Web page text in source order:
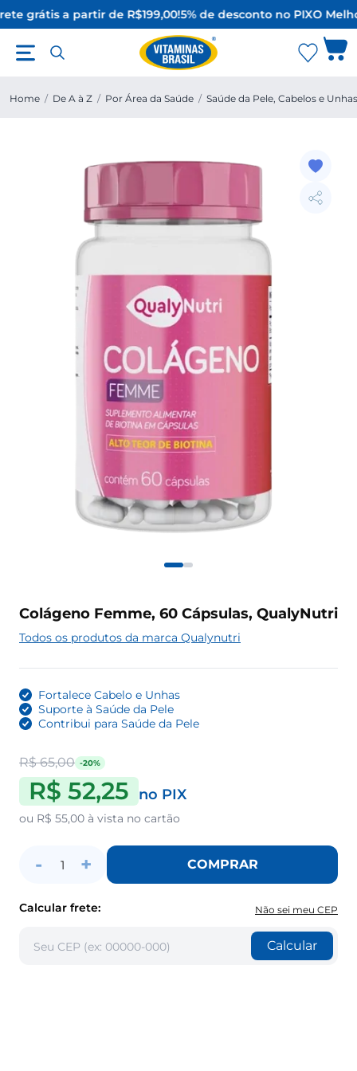
grátis a partir de R$199,00!5% de desconto no PIXO
Home / De A à Z / Por Área da Saúde / Saúde da Pele, Cabelos e Unhas
Colágeno Femme, 60 Cápsulas, QualyNutri
Todos os produtos da marca Qualynutri
Fortalece Cabelo e Unhas
Suporte à Saúde da Pele
Contribui para Saúde da Pele
R$ 65,00 -20%
R$ 52,25 no PIX
ou R$ 55,00 à vista no cartão
- 1 + COMPRAR
Calcular frete: Não sei meu CEP
Calcular